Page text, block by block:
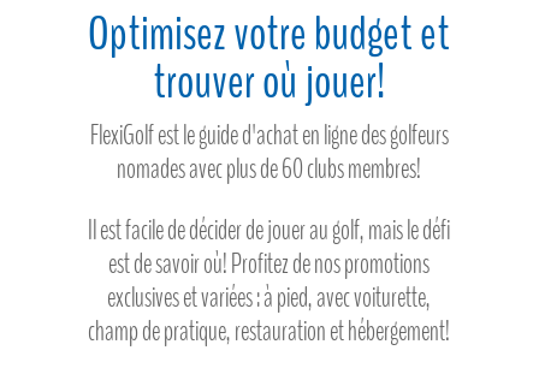
Optimisez votre budget et
trouver où jouer!
FlexiGolf est le guide d'achat en ligne des golfeurs
nomades avec plus de 60 clubs membres!
Il est facile de décider de jouer au golf, mais le défi
est de savoir où! Profitez de nos promotions
exclusives et variées : à pied, avec voiturette,
champ de pratique, restauration et hébergement!